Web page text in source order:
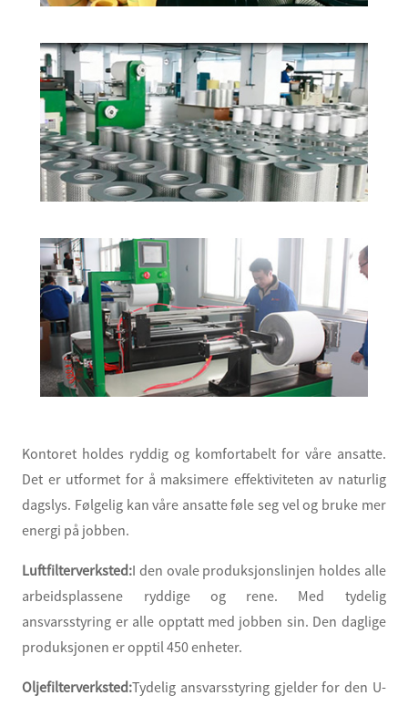
Kontoret holdes ryddig og komfortabelt for våre ansatte.
Det er utformet for å maksimere effektiviteten av naturlig
dagslys. Følgelig kan våre ansatte føle seg vel og bruke mer
energi på jobben.
Luftfilterverksted:I den ovale produksjonslinjen holdes alle
arbeidsplassene ryddige og rene. Med tydelig
ansvarsstyring er alle opptatt med jobben sin. Den daglige
produksjonen er opptil 450 enheter.
Oljefilterverksted:Tydelig ansvarsstyring gjelder for den U-